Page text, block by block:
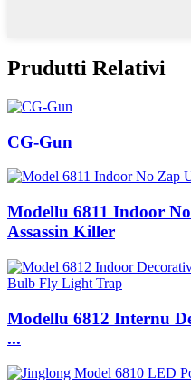
Prudutti Relativi
CG-Gun
Modellu 6811 Indoor
Assassin Killer
Modellu 6812 Internu
...